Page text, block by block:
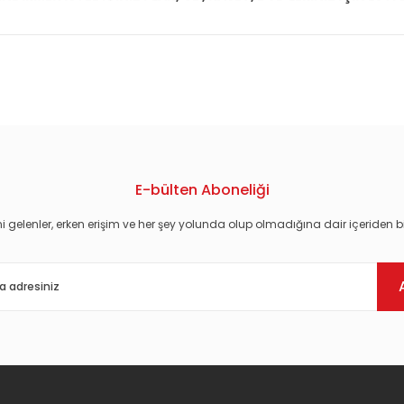
E-bülten Aboneliği
gelenler, erken erişim ve her şey yolunda olup olmadığına dair içeriden